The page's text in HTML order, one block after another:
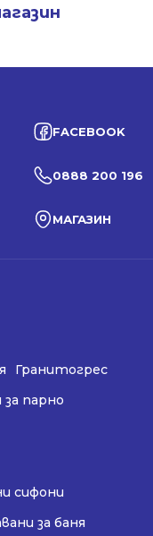
FACEBOOK
0888 200 196
МАГАЗИН
Гранитогрес
парно
сифони
за баня